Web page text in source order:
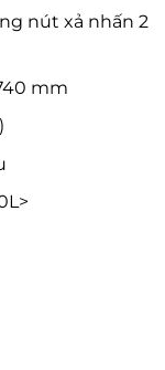
nút xả nhấn 2
mm